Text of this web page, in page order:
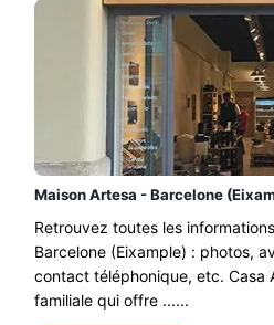
Maison Artesa - Barcelone
Retrouvez toutes les
Barcelone (Eixample) : photos,
contact téléphonique, etc. Casa
familiale qui offre ......